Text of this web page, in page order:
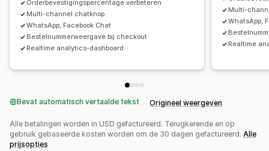
Orderbevestigingspercentage verbeteren
Multi-channel chatknop
WhatsApp, Facebook Chat
Bestelnummerweergave bij checkout
Realtime analytics-dashboard
Multi-
WhatsApp,
Realtime
Bevat automatisch vertaalde tekst Origineel weergeven
Alle betalingen worden in USD gefactureerd. Terugkerende en op
gebruik gebaseerde kosten worden om de 30 dagen gefactureerd. Alle
prijsopties